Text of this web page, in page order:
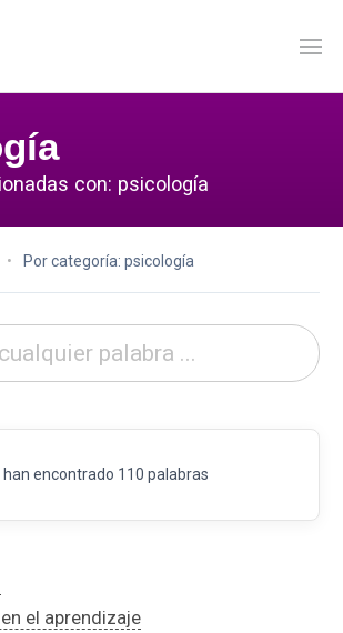
con: psicología
Por categoría: psicología
han encontrado 110 palabras
el aprendizaje